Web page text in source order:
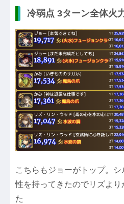
冷弱点 3ターン全体火
こちらもジョーがトップ。
性を持ってきたのでリズよ
た